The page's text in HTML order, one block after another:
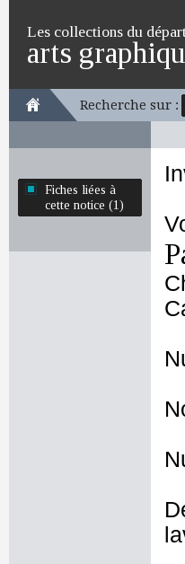
Les collections du
arts
Recherche sur :
Fiches liées à
cette notice (1)